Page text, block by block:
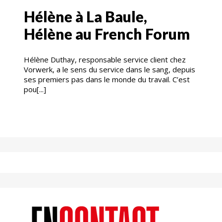
Hélène à La Baule,
Hélène au French Forum
Hélène Duthay, responsable service client chez
Vorwerk, a le sens du service dans le sang, depuis
ses premiers pas dans le monde du travail. C’est
pou[...]